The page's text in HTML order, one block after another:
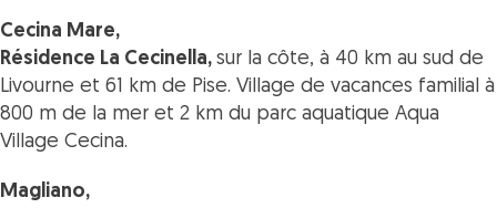
Cecina Mare,
Résidence La Cecinella, sur la côte, à 40 km au sud de
Livourne et 61 km de Pise. Village de vacances familial à
800 m de la mer et 2 km du parc aquatique Aqua
Village Cecina.
Magliano,